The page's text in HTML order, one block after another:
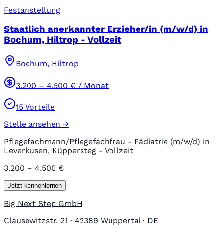
Festanstellung
Staatlich anerkannter Erzieher/in (m/w/d) in
Bochum, Hiltrop - Vollzeit
Bochum, Hiltrop
3.200 – 4.500 € / Monat
15 Vorteile
Stelle ansehen →
Pflegefachmann/Pflegefachfrau - Pädiatrie (m/w/d) in
Leverkusen, Küppersteg - Vollzeit
3.200 – 4.500 €
Jetzt kennenlernen
Big Next Step GmbH
Clausewitzstr. 21 · 42389 Wuppertal · DE